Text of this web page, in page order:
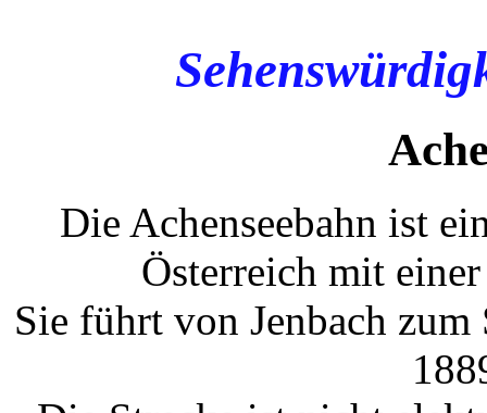
Die Achenseebahn ist
Österreich mit
Sie führt von Jenbach zum